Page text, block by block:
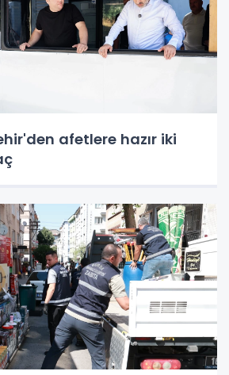
afetlere hazır iki